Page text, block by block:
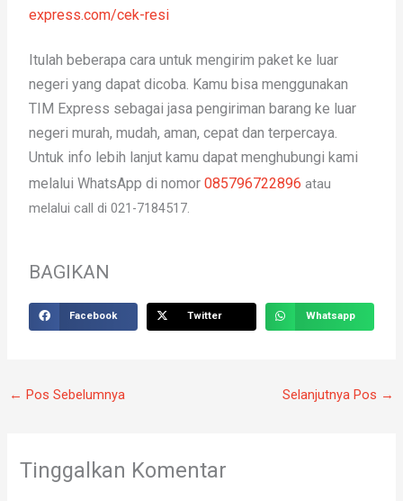
express.com/cek-resi
Itulah beberapa cara untuk mengirim paket ke luar
negeri yang dapat dicoba. Kamu bisa menggunakan
TIM Express sebagai jasa pengiriman barang ke luar
negeri murah, mudah, aman, cepat dan terpercaya.
Untuk info lebih lanjut kamu dapat menghubungi kami
melalui WhatsApp di nomor085796722896 atau
melalui call di 021-7184517.
BAGIKAN
Facebook Twitter Whatsapp
← Pos Sebelumnya Selanjutnya Pos →
Tinggalkan Komentar